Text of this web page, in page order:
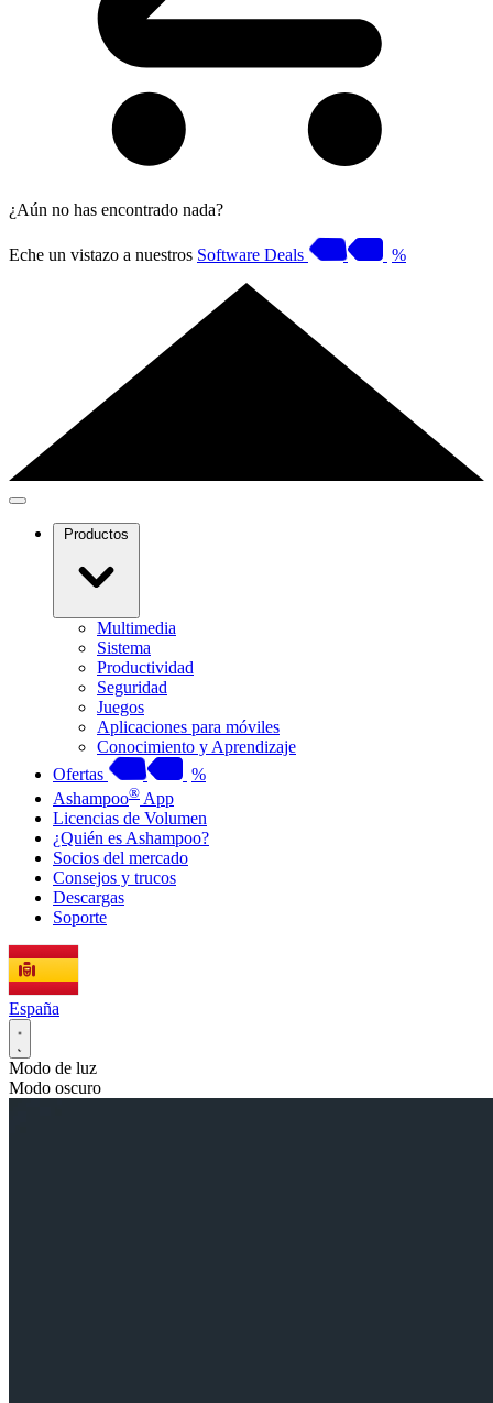
¿Aún no has encontrado nada?
Eche un vistazo a nuestros Software Deals %
Productos
Multimedia
Sistema
Productividad
Seguridad
Juegos
Aplicaciones para móviles
Conocimiento y Aprendizaje
Ofertas
%
Ashampoo® App
Licencias de Volumen
¿Quién es Ashampoo?
Socios del mercado
Consejos y trucos
Descargas
Soporte
España
Modo de luz
Modo oscuro